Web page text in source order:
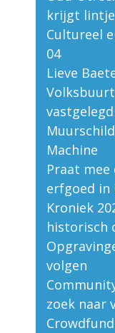
krijgt lintje
Cultureel
04
Lieve
Machine
Praat
erfgoed
Kroniek
historisch
volgen
zoek naar